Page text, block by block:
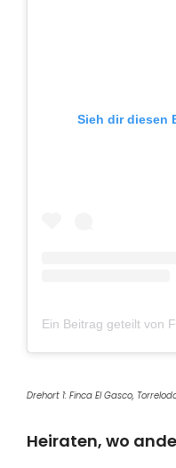
Sieh dir diesen
Drehort 1: Finca El Gasco,
Heiraten, wo